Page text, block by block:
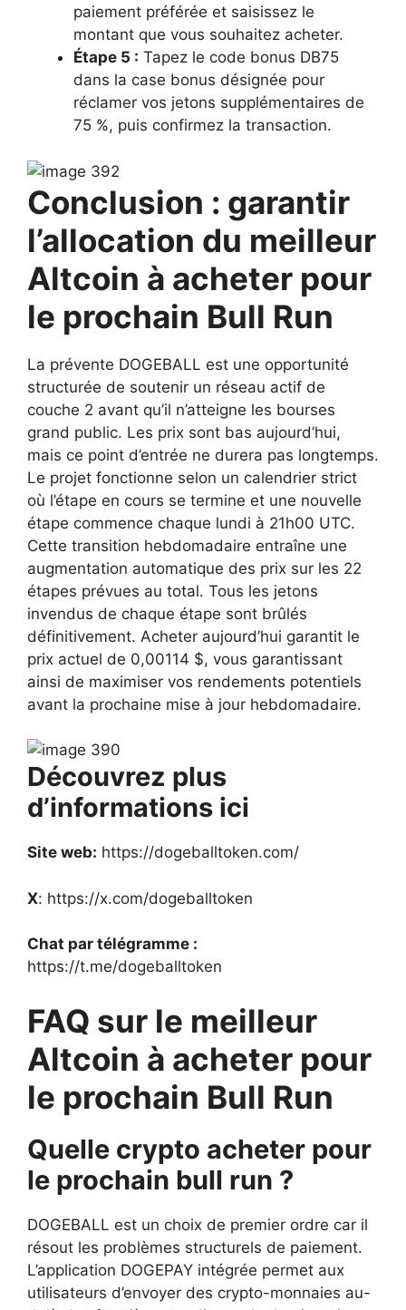
paiement préférée et saisissez le
montant que vous souhaitez acheter.
Étape 5 : Tapez le code bonus DB75
dans la case bonus désignée pour
réclamer vos jetons supplémentaires de
75 %, puis confirmez la transaction.
Conclusion : garantir
l’allocation du meilleur
Altcoin à acheter pour
le prochain Bull Run
La prévente DOGEBALL est une opportunité
structurée de soutenir un réseau actif de
couche 2 avant qu’il n’atteigne les bourses
grand public. Les prix sont bas aujourd’hui,
mais ce point d’entrée ne durera pas longtemps.
Le projet fonctionne selon un calendrier strict
où l’étape en cours se termine et une nouvelle
étape commence chaque lundi à 21h00 UTC.
Cette transition hebdomadaire entraîne une
augmentation automatique des prix sur les 22
étapes prévues au total. Tous les jetons
invendus de chaque étape sont brûlés
définitivement. Acheter aujourd’hui garantit le
prix actuel de 0,00114 $, vous garantissant
ainsi de maximiser vos rendements potentiels
avant la prochaine mise à jour hebdomadaire.
Découvrez plus
d’informations ici
Site web: https://dogeballtoken.com/
X: https://x.com/dogeballtoken
Chat par télégramme :
https://t.me/dogeballtoken
FAQ sur le meilleur
Altcoin à acheter pour
le prochain Bull Run
Quelle crypto acheter pour
le prochain bull run ?
DOGEBALL est un choix de premier ordre car il
résout les problèmes structurels de paiement.
L’application DOGEPAY intégrée permet aux
utilisateurs d’envoyer des crypto-monnaies au-